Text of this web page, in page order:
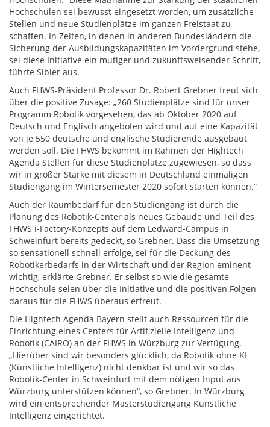
Hochschulen sei bewusst eingesetzt worden, um zusätzliche
Stellen und neue Studienplätze im ganzen Freistaat zu
schaffen. In Zeiten, in denen in anderen Bundesländern die
Sicherung der Ausbildungskapazitäten im Vordergrund stehe,
sei diese Initiative ein mutiger und zukunftsweisender Schritt,
führte Sibler aus.
Auch FHWS-Präsident Professor Dr. Robert Grebner freut sich
über die positive Zusage: „260 Studienplätze sind für unser
Programm Robotik vorgesehen, das ab Oktober 2020 auf
Deutsch und Englisch angeboten wird und auf eine Kapazität
von je 550 deutsche und englische Studierende ausgebaut
werden soll. Die FHWS bekommt im Rahmen der Hightech
Agenda Stellen für diese Studienplätze zugewiesen, so dass
wir in großer Stärke mit diesem in Deutschland einmaligen
Studiengang im Wintersemester 2020 sofort starten können.“
Auch der Raumbedarf für den Studiengang ist durch die
Planung des Robotik-Center als neues Gebäude und Teil des
FHWS i-Factory-Konzepts auf dem Ledward-Campus in
Schweinfurt bereits gedeckt, so Grebner. Dass die Umsetzung
so sensationell schnell erfolge, sei für die Deckung des
Robotikerbedarfs in der Wirtschaft und der Region eminent
wichtig, erklärte Grebner. Er selbst so wie die gesamte
Hochschule seien über die Initiative und die positiven Folgen
daraus für die FHWS überaus erfreut.
Die Hightech Agenda Bayern stellt auch Ressourcen für die
Einrichtung eines Centers für Artifizielle Intelligenz und
Robotik (CAIRO) an der FHWS in Würzburg zur Verfügung.
„Hierüber sind wir besonders glücklich, da Robotik ohne KI
(Künstliche Intelligenz) nicht denkbar ist und wir so das
Robotik-Center in Schweinfurt mit dem nötigen Input aus
Würzburg unterstützen können“, so Grebner. In Würzburg
wird ein entsprechender Masterstudiengang Künstliche
Intelligenz eingerichtet.